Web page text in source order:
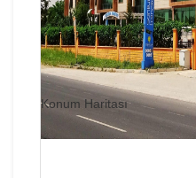
Konum Haritası